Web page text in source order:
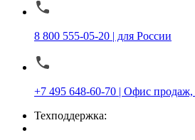
8 800 555-05-20 | для России
+7 495 648-60-70 | Офис
Техподдержка: